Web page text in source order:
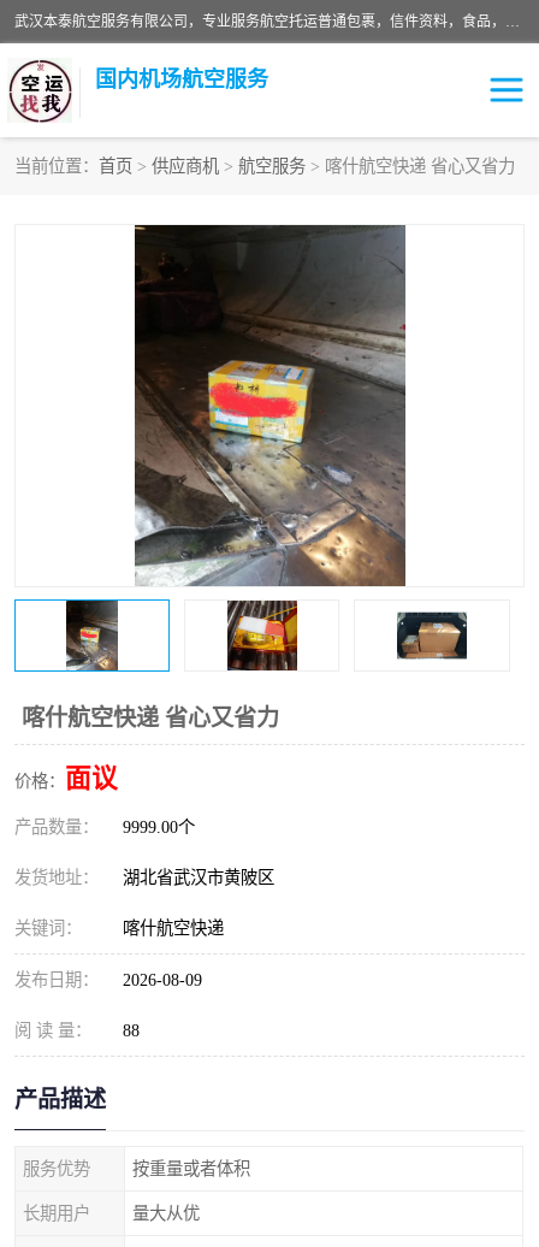
武汉本泰航空服务有限公司，专业服务航空托运普通包裹，信件资料，食品，服装，快消品等运输的专线空运，完善的网络服务确保为客户提供准确、*、安全的“门对门”服务，本着“诚信为本、精诚合作”的服务宗旨.“以安全运输为保障，以运价合理要求市场”的经营理念。武汉机场货运、武汉航空物流、武汉空运、武汉天河国际机场东方、南方、国际航空、机场空运业务覆盖国内二三线机场城市，如：武汉-敦煌、武汉-柳州等
国内机场航空服务
当前位置： 首页 > 供应商机 > 航空服务 > 喀什航空快递 省心又省力
喀什航空快递 省心又省力
价格： 面议
产品数量： 9999.00个
发货地址： 湖北省武汉市黄陂区
关键词： 喀什航空快递
发布日期： 2026-08-09
阅 读 量： 88
产品描述
服务优势 按重量或者体积
长期用户 量大从优